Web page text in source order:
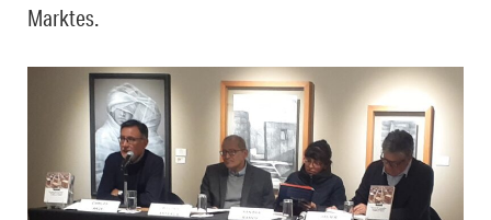
Marktes.